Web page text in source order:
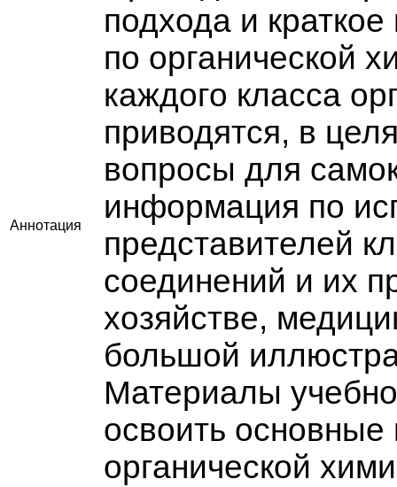
Аннотация
подхода и
по органической
каждого класса
приводятся, в
вопросы для
информация по
представителей
соединений и их
хозяйстве,
большой
Материалы
освоить
органической